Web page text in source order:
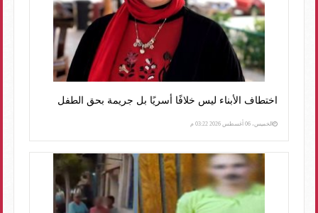
اختطاف الأبناء ليس خلافًا أسريًا بل جريمة بحق الطفل
الخميس، 06 أغسطس 2026 03:22 م